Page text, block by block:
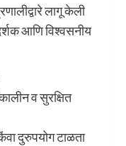
लागू केली
आणि विश्वसनीय
व सुरक्षित
दुरुपयोग टाळता